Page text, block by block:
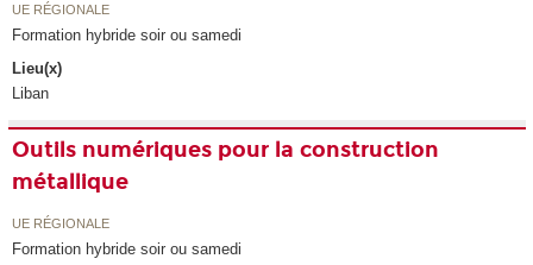
UE RÉGIONALE
Formation hybride soir ou samedi
Lieu(x)
Liban
Outils numériques pour la construction
métallique
UE RÉGIONALE
Formation hybride soir ou samedi